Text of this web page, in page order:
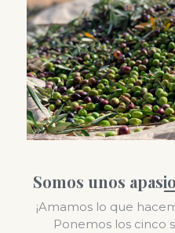
Somos unos
¡Amamos lo que
Ponemos los cinco